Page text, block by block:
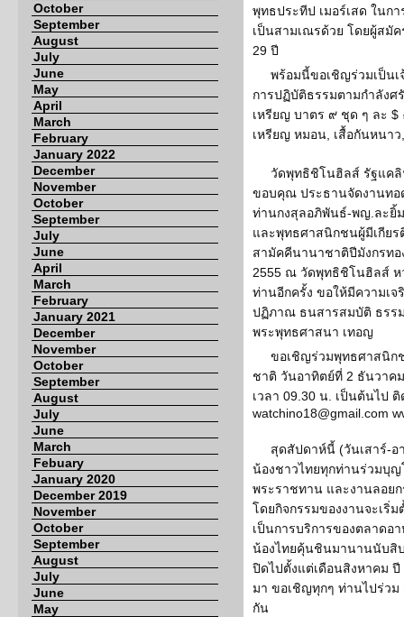
October
September
August
July
June
May
April
March
February
January 2022
December
November
October
September
July
June
April
March
February
January 2021
December
November
October
September
August
July
June
March
Febuary
January 2020
December 2019
November
October
September
August
July
June
May
พุทธประทีป เมอร์เสด ในก
เป็นสามเณรด้วย โดยผู้สมั
29 ปี
พร้อมนี้ขอเชิญร่วมเป็น
การปฏิบัติธรรมตามกำลัง
เหรียญ บาตร ๙ ชุด ๆ ละ
เหรียญ หมอน, เสื้อกันหนา
วัดพุทธิชิโนฮิลส์ รัฐแค
ขอบคุณ ประธานจัดงานทอ
ท่านกงสุลอภิพันธ์-พญ.ละยิ้
และพุทธศาสนิกชนผู้มีเกีย
สามัคคีนานาชาติปีมังกรท
2555 ณ วัดพุทธิชิโนฮิลส์ ห
ท่านอีกครั้ง ขอให้มีความเ
ปฏิภาณ ธนสารสมบัติ ธรร
พระพุทธศาสนา เทอญ
ขอเชิญร่วมพุทธศาสนิก
ชาติ วันอาทิตย์ที่ 2 ธันวา
เวลา 09.30 น. เป็นต้นไป
watchino18@gmail.com
สุดสัปดาห์นี้ (วันเสาร์-
น้องชาวไทยทุกท่านร่วมบุ
พระราชทาน และงานลอย
โดยกิจกรรมของงานจะเริ่
เป็นการบริการของตลาดอ
น้องไทยคุ้นชินมานานนับสิ
ปิดไปตั้งแต่เดือนสิงหาคม
มา ขอเชิญทุกๆ ท่านไปร่วม
กัน